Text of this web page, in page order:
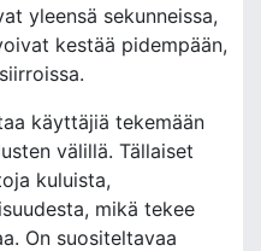
yleensä sekunneissa,
kestää pidempään,
käyttäjiä tekemään
välillä. Tällaiset
kuluista,
mikä tekee
On suositeltavaa